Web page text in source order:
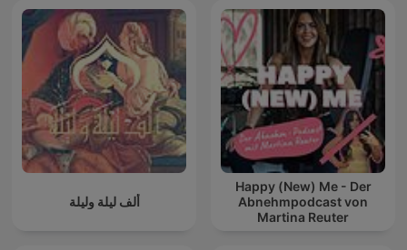
ألف ليلة وليلة
Happy (New) Me - Der
Abnehmpodcast von
Martina Reuter